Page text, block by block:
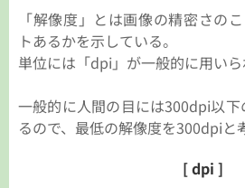
「解像度」とは画像の精密さの
トあるかを示している。
単位には「dpi」が一般的に用いら
一般的に人間の目には300dpi以
るので、最低の解像度を300dpi
[ dpi ]